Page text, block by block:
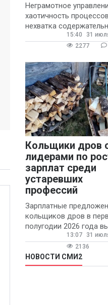
Неграмотное
хаотичность
нехватка
обратной связи от
руководителя являются
конфликтов и
15:40
31
2277
Кольщики дров
лидерами по
зарплат среди
устаревших
профессий
Зарплатные
кольщиков дров в
полугодии 2026 года
на 58% - 62 тысяч
месяц, сообщает
«Прайм».
13:07
31
2136
НОВОСТИ СМИ2